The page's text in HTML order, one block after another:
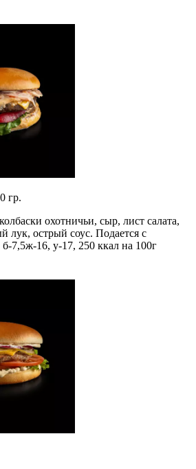
гр.
охотничьи, сыр, лист салата,
лук, острый соус. Подается с
7,5ж-16, у-17, 250 ккал на 100г